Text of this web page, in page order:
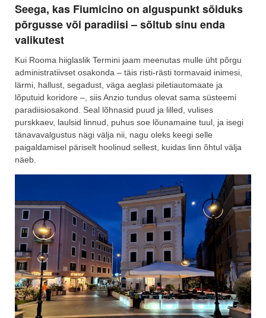
Seega, kas Fiumicino on alguspunkt sõiduks
põrgusse või paradiisi – sõltub sinu enda
valikutest
Kui Rooma hiiglaslik Termini jaam meenutas mulle üht põrgu
administratiivset osakonda – täis risti-rästi tormavaid inimesi,
lärmi, hallust, segadust, väga aeglasi piletiautomaate ja
lõputuid koridore –, siis Anzio tundus olevat sama süsteemi
paradiisiosakond. Seal lõhnasid puud ja lilled, vulises
purskkaev, laulsid linnud, puhus soe lõunamaine tuul, ja isegi
tänavavalgustus nägi välja nii, nagu oleks keegi selle
paigaldamisel päriselt hoolinud sellest, kuidas linn õhtul välja
näeb.